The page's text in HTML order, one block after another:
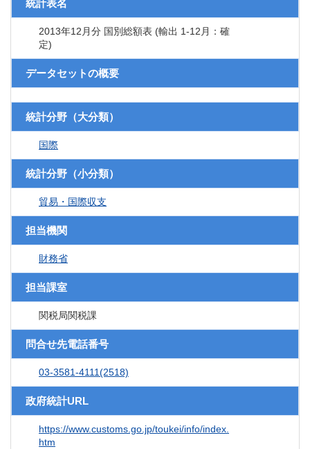
統計表名
2013年12月分 国別総額表 (輸出 1-12月：確
定)
データセットの概要
統計分野（大分類）
国際
統計分野（小分類）
貿易・国際収支
担当機関
財務省
担当課室
関税局関税課
問合せ先電話番号
03-3581-4111(2518)
政府統計URL
https://www.customs.go.jp/toukei/info/index.
htm